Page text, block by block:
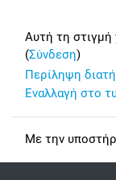
Αυτή τη στιγμή
(Σύνδεση)
Περίληψη
Εναλλαγή στο
Με την